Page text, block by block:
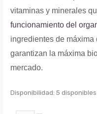
vitaminas y minerales
funcionamiento del
ingredientes de máxima
garantizan la máxima
mercado.
Disponibilidad: 5 disponibles